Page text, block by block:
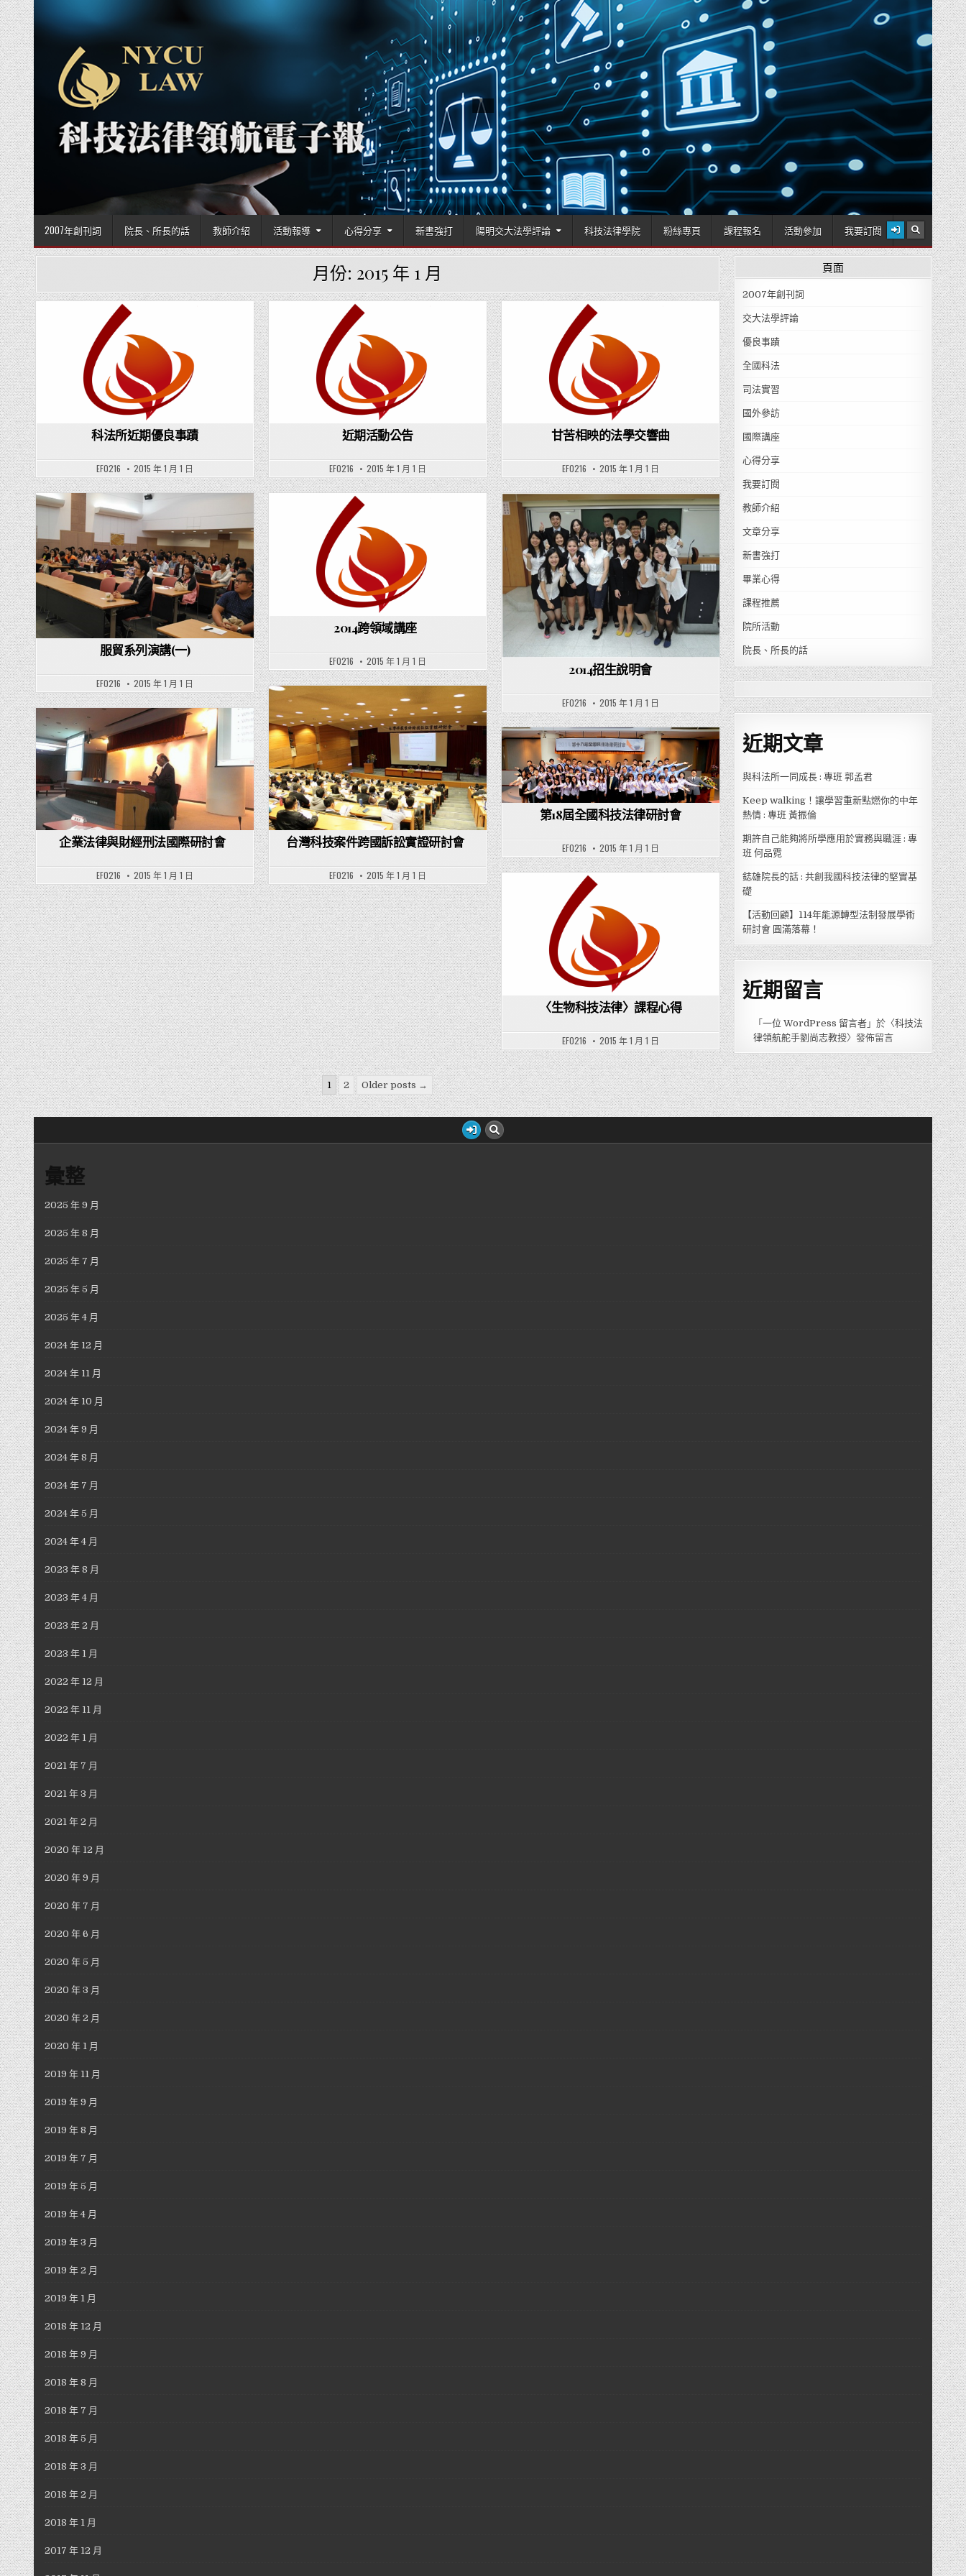
Skip to content 2026 年 8 月 9 日
國立陽明交通大學科技法律學院
2007年創刊詞 院長、所長的話 教師介紹 活動報導 心得分享 新書強打 陽明交大法學評論 科技法律學院 粉絲專頁 課程報名 活動參加 我要訂閱
月份: 2015 年 1 月
Posted in
科法所近期優良事蹟
EF0216 2015 年 1 月 1 日
Posted in
近期活動公告
EF0216 2015 年 1 月 1 日
Posted in
甘苦相映的法學交響曲
EF0216 2015 年 1 月 1 日
Posted in
服貿系列演講(一)
EF0216 2015 年 1 月 1 日
Posted in
2014跨領域講座
EF0216 2015 年 1 月 1 日
Posted in
2014招生說明會
EF0216 2015 年 1 月 1 日
Posted in
台灣科技案件跨國訴訟實證研討會
EF0216 2015 年 1 月 1 日
Posted in
企業法律與財經刑法國際研討會
EF0216 2015 年 1 月 1 日
Posted in
第18屆全國科技法律研討會
EF0216 2015 年 1 月 1 日
Posted in
〈生物科技法律〉課程心得
EF0216 2015 年 1 月 1 日
文章分頁 1 2 Older posts →
頁面
2007年創刊詞
交大法學評論
優良事蹟
全國科法
司法實習
國外參訪
國際講座
心得分享
我要訂閱
教師介紹
文章分享
新書強打
畢業心得
課程推薦
院所活動
院長、所長的話
近期文章
與科法所一同成長 : 專班 郭孟君
Keep walking！讓學習重新點燃你的中年
熱情 : 專班 黃振倫
期許自己能夠將所學應用於實務與職涯 : 專
班 何品霓
鋕雄院長的話 : 共創我國科技法律的堅實基
礎
【活動回顧】114年能源轉型法制發展學術
研討會 圓滿落幕！
近期留言
「一位 WordPress 留言者 」於〈科技法
律領航舵手劉尚志教授〉發佈留言
彙整
2025 年 9 月
2025 年 8 月
2025 年 7 月
2025 年 5 月
2025 年 4 月
2024 年 12 月
2024 年 11 月
2024 年 10 月
2024 年 9 月
2024 年 8 月
2024 年 7 月
2024 年 5 月
2024 年 4 月
2023 年 8 月
2023 年 4 月
2023 年 2 月
2023 年 1 月
2022 年 12 月
2022 年 11 月
2022 年 1 月
2021 年 7 月
2021 年 3 月
2021 年 2 月
2020 年 12 月
2020 年 9 月
2020 年 7 月
2020 年 6 月
2020 年 5 月
2020 年 3 月
2020 年 2 月
2020 年 1 月
2019 年 11 月
2019 年 9 月
2019 年 8 月
2019 年 7 月
2019 年 5 月
2019 年 4 月
2019 年 3 月
2019 年 2 月
2019 年 1 月
2018 年 12 月
2018 年 9 月
2018 年 8 月
2018 年 7 月
2018 年 5 月
2018 年 3 月
2018 年 2 月
2018 年 1 月
2017 年 12 月